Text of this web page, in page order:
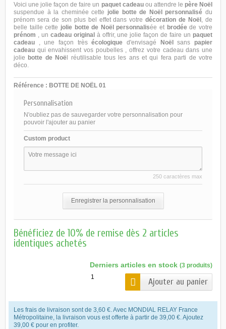
Voici une jolie façon de faire un paquet cadeauou attendre le père Noël
suspendue à la cheminée cette jolie botte de Noël personnalisé du
prénom sera de son plus bel effet dans votredécoration de Noël , de
belle taille cette jolie botte de Noël personnalisée et brodéede votre
prénom , un cadeau originalà offrir, une jolie façon de faire un paquet
cadeau , une façon trèsécologique d'envisagé Noëlsans papier
cadeau qui envahissent vos poubelles , offrez votre cadeau dans une
jolie botte de Noël réutilisable tous les ans et qui fera parti de votre
déco.
Référence : BOTTE DE NOËL 01
Personnalisation
N'oubliez pas de sauvegarder votre personnalisation pour
pouvoir l'ajouter au panier
Custom product
250 caractères max
Enregistrer la personnalisation
Bénéficiez de 10% de remise dès 2 articles
identiques achetés
Derniers articles en stock (3 produits)
Ajouter au panier
Les frais de livraison sont de 3,60 €. Avec MONDIAL RELAY France
Métropolitaine, la livraison vous est offerte à partir de 39,00 €. Ajoutez
39,00 € pour en profiter.